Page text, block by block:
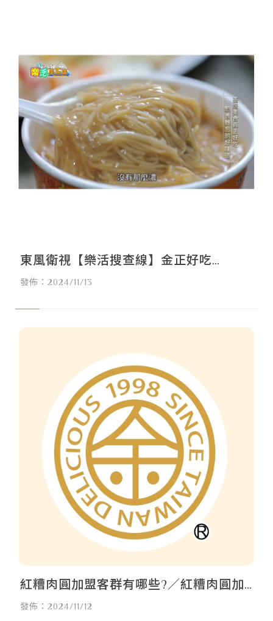
東風衛視【樂活搜查線】金正好吃
Taiwan
發佈：2024/11/13
紅糟肉圓加盟客群有哪些?／紅糟肉圓加
盟,台北紅糟肉圓加盟,中和紅糟肉圓加盟,
發佈：2024/11/12